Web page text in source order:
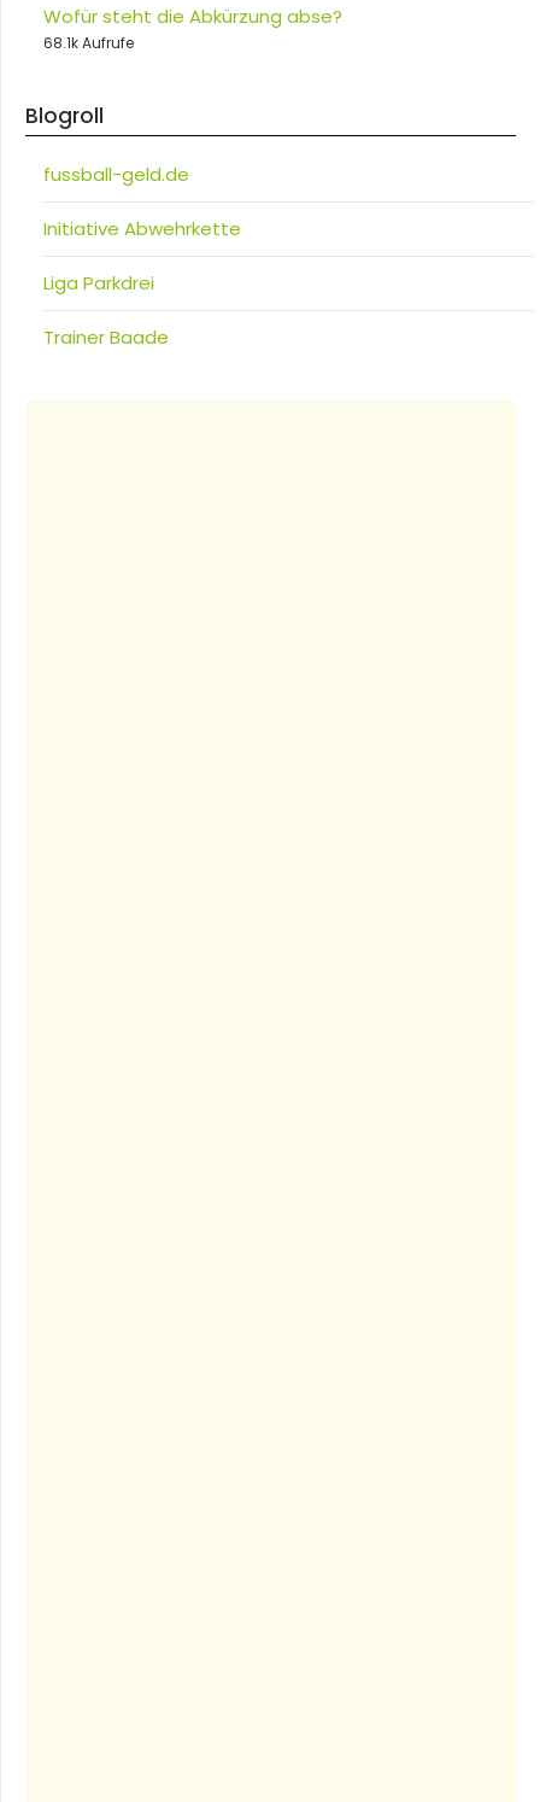
Wofür steht die Abkürzung abse?
68.1k Aufrufe
Blogroll
fussball-geld.de
Initiative Abwehrkette
Liga Parkdrei
Trainer Baade